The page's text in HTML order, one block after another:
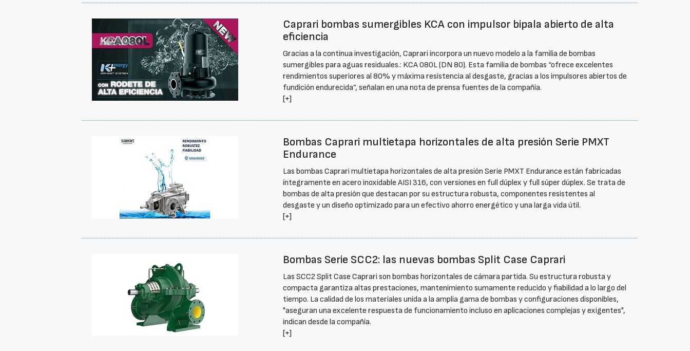
Caprari bombas sumergibles KCA con impulsor bipala abierto de alta
eficiencia
Gracias a la continua investigación, Caprari incorpora un nuevo modelo a la familia de bombas
sumergibles para aguas residuales.: KCA 080L (DN 80). Esta familia de bombas “ofrece excelentes
rendimientos superiores al 80% y máxima resistencia al desgaste, gracias a los impulsores abiertos de
fundición endurecida”, señalan en una nota de prensa fuentes de la compañía.
[+]
Bombas Caprari multietapa horizontales de alta presión Serie PMXT
Endurance
Las bombas Caprari multietapa horizontales de alta presión Serie PMXT Endurance están fabricadas
íntegramente en acero inoxidable AISI 316, con versiones en full dúplex y full súper dúplex. Se trata de
bombas de alta presión que destacan por su estructura robusta, componentes resistentes al
desgaste y un diseño optimizado para un efectivo ahorro energético y una larga vida útil.
[+]
Bombas Serie SCC2: las nuevas bombas Split Case Caprari
Las SCC2 Split Case Caprari son bombas horizontales de cámara partida. Su estructura robusta y
compacta garantiza altas prestaciones, mantenimiento sumamente reducido y fiabilidad a lo largo del
tiempo. La calidad de los materiales unida a la amplia gama de bombas y configuraciones disponibles,
"aseguran una excelente respuesta de funcionamiento incluso en aplicaciones complejas y exigentes",
indican desde la compañía.
[+]